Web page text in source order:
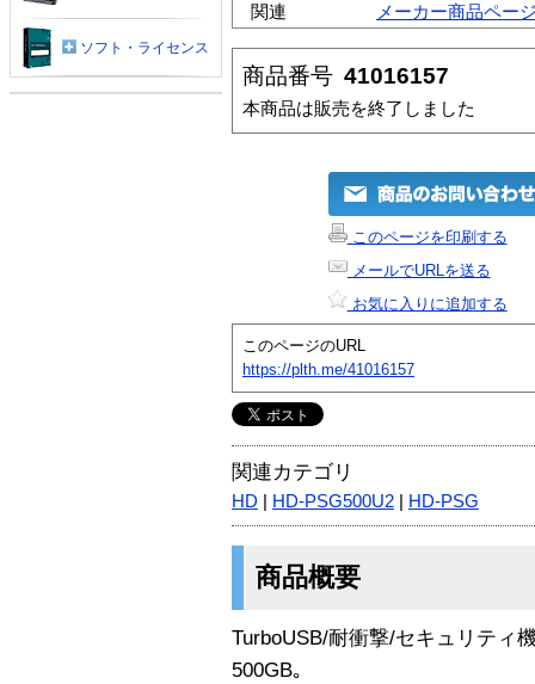
関連
メーカー商品ペー
商品番号 41016157
本商品は販売を終了しました
このページを印刷する
メールでURLを送る
お気に入りに追加する
このページのURL
https://plth.me/41016157
関連カテゴリ
HD HD-PSG500U2 HD-PSG
商品概要
TurboUSB/耐衝撃/セキュリティ
500GB｡
ソフト・ライセンス